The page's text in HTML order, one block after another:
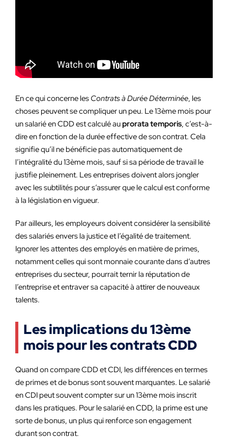
En ce qui concerne les Contrats à Durée Déterminée, les
choses peuvent se compliquer un peu. Le 13ème mois pour
un salarié en CDD est calculé auprorata temporis, c’est-à-
dire en fonction de la durée effective de son contrat. Cela
signifie qu’il ne bénéficie pas automatiquement de
l’intégralité du 13ème mois, sauf si sa période de travail le
justifie pleinement. Les entreprises doivent alors jongler
avec les subtilités pour s’assurer que le calcul est conforme
à la législation en vigueur.
Par ailleurs, les employeurs doivent considérer la sensibilité
des salariés envers la justice et l’égalité de traitement.
Ignorer les attentes des employés en matière de primes,
notamment celles qui sont monnaie courante dans d’autres
entreprises du secteur, pourrait ternir la réputation de
l’entreprise et entraver sa capacité à attirer de nouveaux
talents.
Les implications du 13ème
mois pour les contrats CDD
Quand on compare CDD et CDI, les différences en termes
de primes et de bonus sont souvent marquantes. Le salarié
en CDI peut souvent compter sur un 13ème mois inscrit
dans les pratiques. Pour le salarié en CDD, la prime est une
sorte de bonus, un plus qui renforce son engagement
durant son contrat.